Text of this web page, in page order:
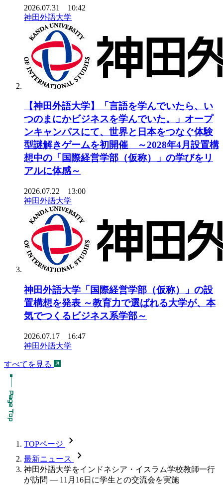
2026.07.31 10:42
神田外語大学
【神田外語大学】「言語を学んでいたら、い
つのまにかビジネスを学んでいた。」オープ
ンキャンパスにて、世界と日本をつなぐ体験
型謎解きゲームを初開催 ～2028年4月設置構
想中の「国際経営学部（仮称）」の学びをリ
アルに体感～
2026.07.22 13:00
神田外語大学
神田外語大学「国際経営学部（仮称）」の設
置構想を発表 ～教育力で選ばれる大学が、本
気でつくるビジネス系学部～
2026.07.17 16:47
神田外語大学
すべてを見る
TOPページ chevron_forward
最新ニュース chevron_forward
神田外語大学をインドネシア・イスラム学校教師一行
が訪問 — 11月16日に学生との交流会を実施